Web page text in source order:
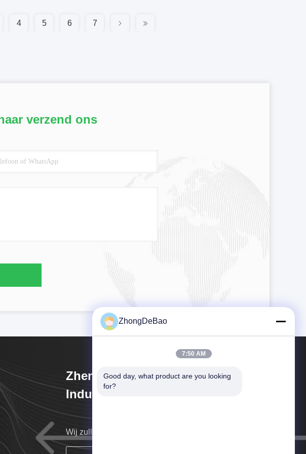
4 5 6 7
verzend ons
ZhengZhou ZhongDeBao
Industrial Co., LTD
Wij zullen aan u zo spoedig mogelijk terugkeren.
ZhongDeBao
7:50 AM
Good day, what product are you looking
for?